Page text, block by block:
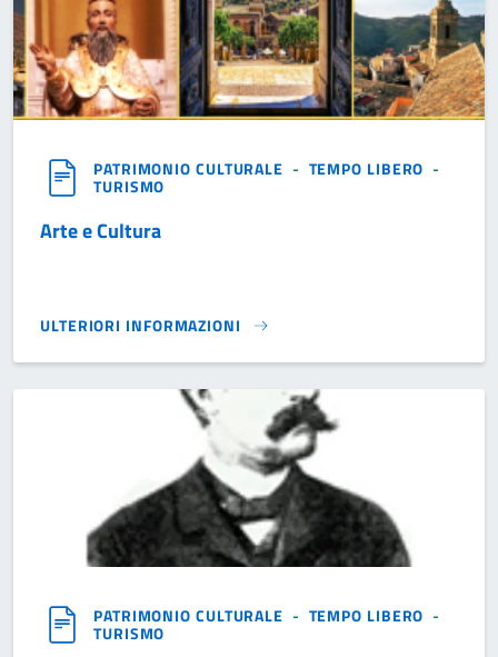
PATRIMONIO CULTURALE - TEMPO LIBERO -
TURISMO
Arte e Cultura
ULTERIORI INFORMAZIONI
ARTE E CULTURA}
PATRIMONIO CULTURALE - TEMPO LIBERO -
TURISMO